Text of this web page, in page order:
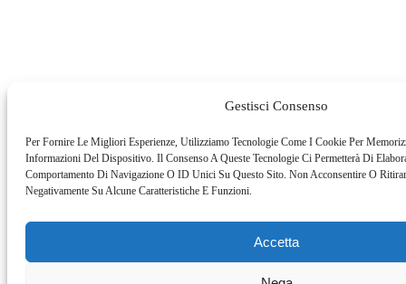
Gestisci Consenso
Per Fornire Le Migliori Esperienze, Utilizziamo Tecnologie Come I Cookie Per
Informazioni Del Dispositivo. Il Consenso A Queste Tecnologie Ci Permetterà Di
Comportamento Di Navigazione O ID Unici Su Questo Sito. Non Acconsentire O
Negativamente Su Alcune Caratteristiche E Funzioni.
Accetta